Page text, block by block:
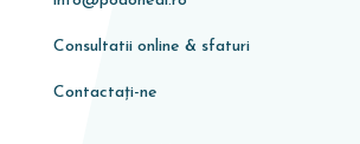
Consultatii online & sfaturi
Contactați-ne